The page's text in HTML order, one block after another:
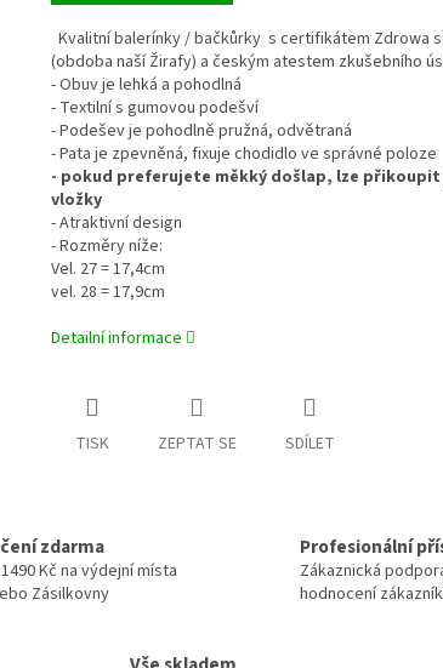
Kvalitní balerínky / bačkůrky s certifikátem Zdrowa
(obdoba naší Žirafy) a českým atestem zkušebního
- Obuv je lehká a pohodlná
- Textilní s gumovou podešví
- Podešev je pohodlně pružná, odvětraná
- Pata je zpevněná, fixuje chodidlo ve správné poloze
- pokud preferujete měkký došlap, lze přikoupit
vložky
- Atraktivní design
- Rozměry níže:
Vel. 27 = 17,4cm
vel. 28 = 17,9cm
Detailní informace
TISK ZEPTAT SE SDÍLET
zdarma
Kč na výdejní místa
Zásilkovny
Profesionální
Zákaznická
hodnocení